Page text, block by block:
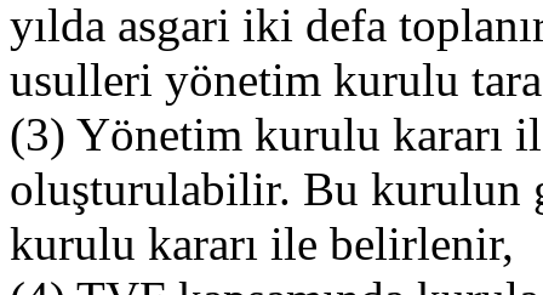
yılda asgari iki defa
usulleri yönetim kurulu
(3) Yönetim kurulu kararı
oluşturulabilir. Bu kurulun
kurulu kararı ile belirlenir,